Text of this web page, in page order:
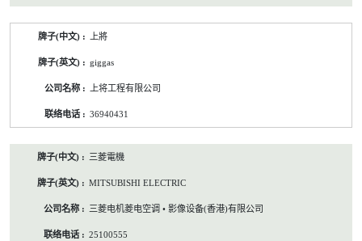
上將
giggas
上将工程有限公司
36940431
三菱電機
MITSUBISHI ELECTRIC
三菱电机菱电空调 • 影像设备(香港)有限公司
25100555